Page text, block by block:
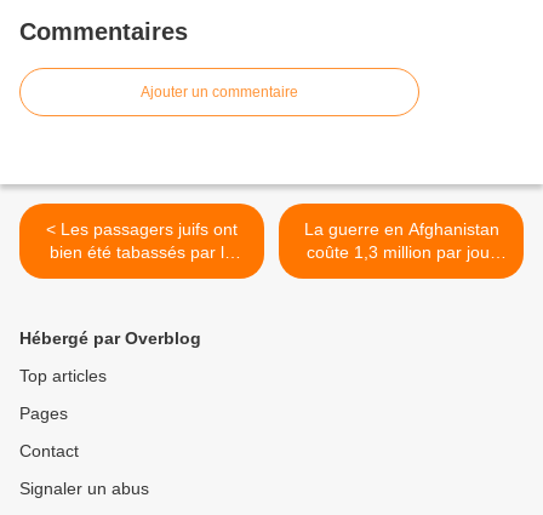
Commentaires
Ajouter un commentaire
< Les passagers juifs ont
bien été tabassés par la
soldatesque israélienne
La guerre en Afghanistan
coûte 1,3 million par jour
aux contribuables français >
Hébergé par Overblog
Top articles
Pages
Contact
Signaler un abus